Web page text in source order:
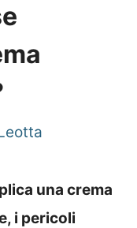
una crema
i pericoli